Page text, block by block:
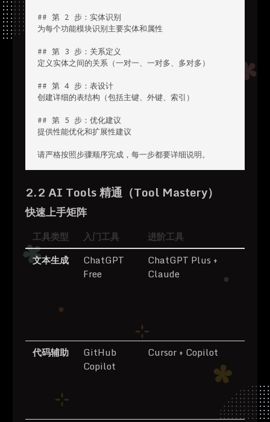
## 第 2 步：实体识别
为每个功能模块识别主要实体和属性
## 第 3 步：关系定义
定义实体之间的关系（一对一、一对多、多对多）
## 第 4 步：表设计
创建详细的表结构（包括主键、外键、索引）
## 第 5 步：优化建议
提供性能优化和扩展性建议
请严格按照步骤顺序完成，每一步都要详细说明。
2.2 AI Tools 精通（Tool Mastery）
快速上手矩阵
工具类型 入门工具 进阶工具
文本生成
ChatGPT
Free
ChatGPT Plus +
Claude
代码辅助
GitHub
Copilot
Cursor + Copilot
式
测